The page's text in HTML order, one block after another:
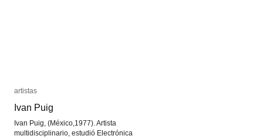
artistas
Ivan Puig
Ivan Puig, (México,1977). Artista
multidisciplinario, estudió Electrónica
artistas
Ivan Puig